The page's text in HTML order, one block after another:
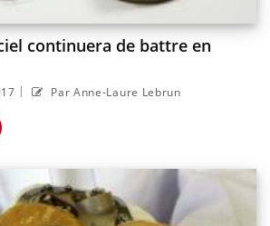
continuera de battre en
| Par Anne-Laure Lebrun